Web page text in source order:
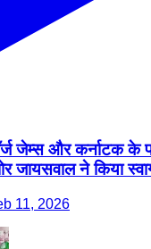
जेम्स और कर्नाटक के
जायसवाल ने किया
11, 2026